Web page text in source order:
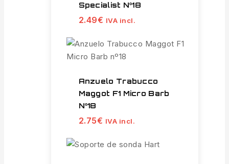
Specialist Nº18
2.49€ IVA incl.
Anzuelo Trabucco
Maggot F1 Micro Barb
Nº18
2.75€ IVA incl.